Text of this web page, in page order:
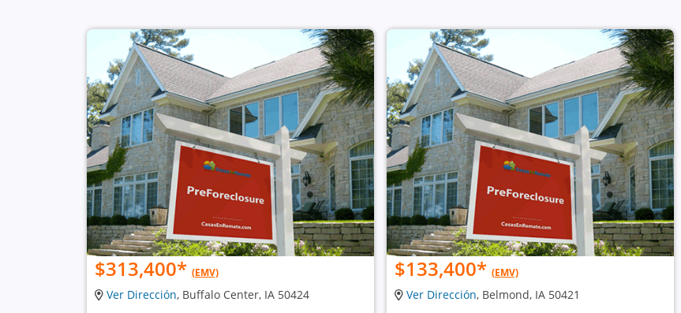
$313,400* (EMV)
Ver Dirección, Buffalo Center, IA 50424
$133,400* (EMV)
Ver Dirección, Belmond, IA 50421